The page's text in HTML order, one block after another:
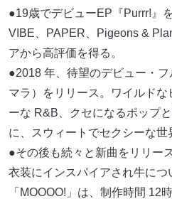
●19歳でデビューEP『Purrr!』
VIBE、PAPER、Pigeons &
アから⾼評価を得る。
●2018 年、待望のデビュー・
マラ）をリリース。ワイルド
ーな R&B、クセになるポップ
に、スウィートでセクシーな世
●その後も続々と新曲をリリー
⾐装にインスパイアされ⽜につ
「MOOOO!」は、制作時間 12